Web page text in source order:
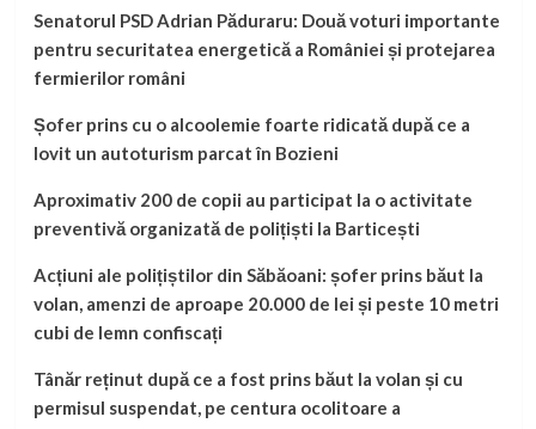
Senatorul PSD Adrian Păduraru: Două voturi importante
pentru securitatea energetică a României și protejarea
fermierilor români
Șofer prins cu o alcoolemie foarte ridicată după ce a
lovit un autoturism parcat în Bozieni
Aproximativ 200 de copii au participat la o activitate
preventivă organizată de polițiști la Barticești
Acțiuni ale polițiștilor din Săbăoani: șofer prins băut la
volan, amenzi de aproape 20.000 de lei și peste 10 metri
cubi de lemn confiscați
Tânăr reținut după ce a fost prins băut la volan și cu
permisul suspendat, pe centura ocolitoare a